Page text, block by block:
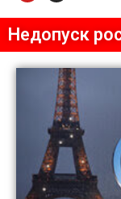
Недопуск